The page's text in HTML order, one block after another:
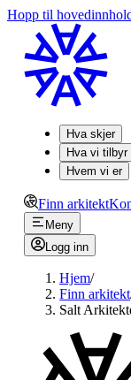
Hopp til
Hva skjer
Hva vi tilbyr
Hvem vi er
Finn arkitekt
Meny
Logg inn
Hjem/
Finn arkitekt
Salt